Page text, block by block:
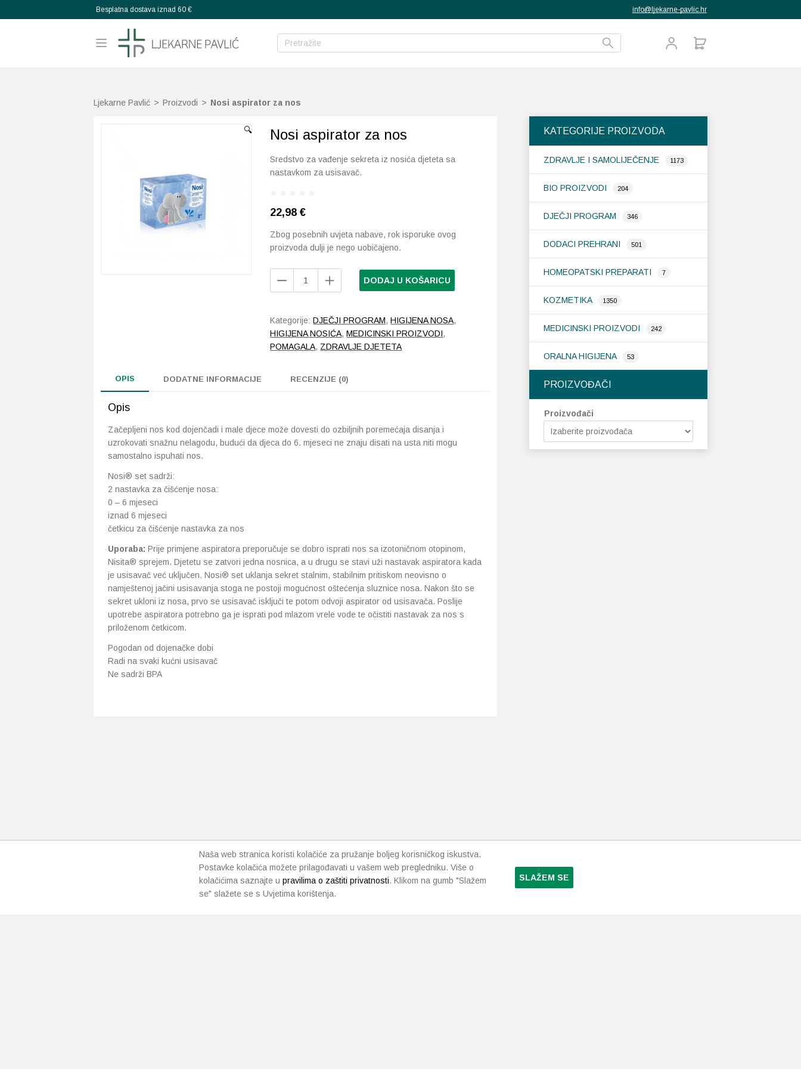
Besplatna dostava iznad 60 € info@ljekarne-pavlic.hr
Ljekarne Pavlić > Proizvodi > Nosi aspirator za nos
KATEGORIJE PROIZVODA
ZDRAVLJE I SAMOLIJEČENJE 1173
BIO PROIZVODI 204
DJEČJI PROGRAM 346
DODACI PREHRANI 501
HOMEOPATSKI PREPARATI 7
KOZMETIKA 1350
MEDICINSKI PROIZVODI 242
ORALNA HIGIJENA 53
PROIZVOĐAČI
Proizvođači
🔍 Nosi aspirator za nos
Sredstvo za vađenje sekreta iz nosića djeteta sa
nastavkom za usisavač.
22,98€
Zbog posebnih uvjeta nabave, rok isporuke ovog
proizvoda dulji je nego uobičajeno.
količina
DODAJ U KOŠARICU
Kategorije:DJEČJI PROGRAM,HIGIJENA NOSA,
HIGIJENA NOSIĆA,MEDICINSKI PROIZVODI,
POMAGALA, ZDRAVLJE DJETETA
OPIS DODATNE INFORMACIJE RECENZIJE (0)
Opis
Začepljeni nos kod dojenčadi i male djece može dovesti do ozbiljnih poremećaja disanja i
uzrokovati snažnu nelagodu, budući da djeca do 6. mjeseci ne znaju disati na usta niti mogu
samostalno ispuhati nos.
Nosi® set sadrži:
2 nastavka za čišćenje nosa:
0 – 6 mjeseci
iznad 6 mjeseci
četkicu za čišćenje nastavka za nos
Uporaba: Prije primjene aspiratora preporučuje se dobro isprati nos sa izotoničnom otopinom,
Nisita® sprejem. Djetetu se zatvori jedna nosnica, a u drugu se stavi uži nastavak aspiratora kada
je usisavač već uključen. Nosi® set uklanja sekret stalnim, stabilnim pritiskom neovisno o
namještenoj jačini usisavanja stoga ne postoji mogućnost oštećenja sluznice nosa. Nakon što se
sekret ukloni iz nosa, prvo se usisavač isključi te potom odvoji aspirator od usisavača. Poslije
upotrebe aspiratora potrebno ga je isprati pod mlazom vrele vode te očistiti nastavak za nos s
priloženom četkicom.
Pogodan od dojenačke dobi
Radi na svaki kućni usisavač
Ne sadrži BPA
Naša web stranica koristi kolačiće za pružanje boljeg korisničkog iskustva.
Postavke kolačića možete prilagođavati u vašem web pregledniku. Više o
kolačićima saznajte u pravilima o zaštiti privatnosti. Klikom na gumb "Slažem
se" slažete se s Uvjetima korištenja.
SLAŽEM SE